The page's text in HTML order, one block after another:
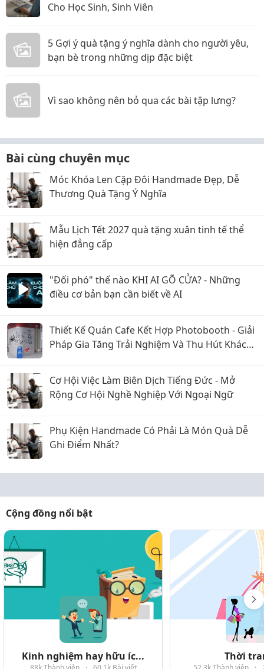
Cho Học Sinh, Sinh Viên
5 Gợi ý quà tặng ý nghĩa dành cho người yêu,
bạn bè trong những dịp đặc biệt
Vì sao không nên bỏ qua các bài tập lưng?
Bài cùng chuyên mục
Móc Khóa Len Cặp Đôi Handmade Đẹp, Dễ
Thương Quà Tặng Ý Nghĩa
Mẫu Lịch Tết 2027 quà tặng xuân tinh tế thể
hiện đẳng cấp
"Đối phó" thế nào KHI AI GÕ CỬA? - Những
điều cơ bản bạn cần biết về AI
Thiết Kế Quán Cafe Kết Hợp Photobooth - Giải
Pháp Gia Tăng Trải Nghiệm Và Thu Hút Khách
Cơ Hội Việc Làm Biên Dịch Tiếng Đức - Mở
Rộng Cơ Hội Nghề Nghiệp Với Ngoại Ngữ
Phụ Kiện Handmade Có Phải Là Món Quà Dễ
Ghi Điểm Nhất?
Cộng đồng nổi bật
Kinh nghiệm hay hữu íc... Thời